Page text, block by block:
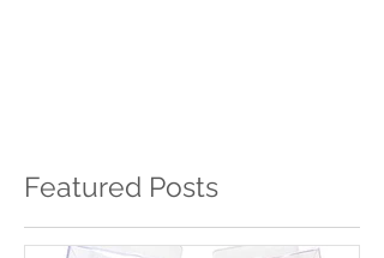
Featured Posts